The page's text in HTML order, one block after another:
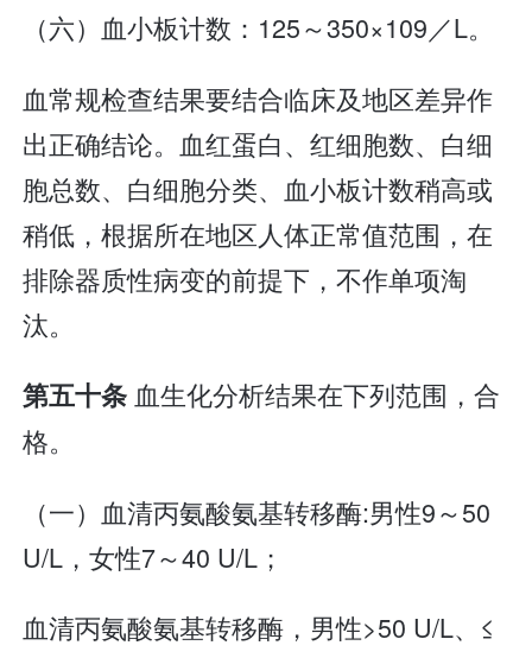
（六）血小板计数：125～350×109／L。
血常规检查结果要结合临床及地区差异作
出正确结论。血红蛋白、红细胞数、白细
胞总数、白细胞分类、血小板计数稍高或
稍低，根据所在地区人体正常值范围，在
排除器质性病变的前提下，不作单项淘
汰。
第五十条血生化分析结果在下列范围，合
格。
（一）血清丙氨酸氨基转移酶:男性9～50
U/L，女性7～40 U/L；
血清丙氨酸氨基转移酶，男性>50 U/L、≤